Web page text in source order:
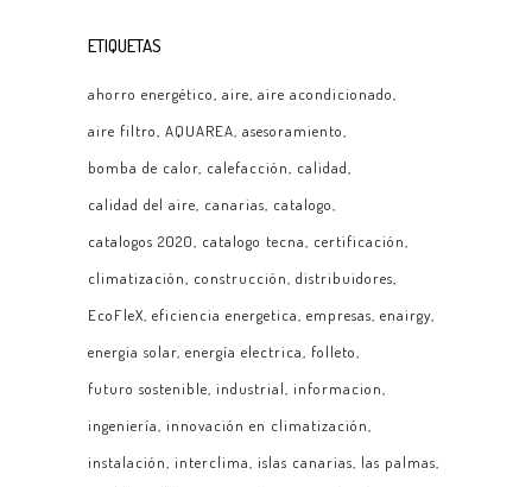
ETIQUETAS
ahorro energético aire aire acondicionado
aire filtro AQUAREA asesoramiento
bomba de calor calefacción
calidad
calidad del aire canarias catalogo
catalogos 2020
catalogo tecna
certificación
climatización
construcción distribuidores
EcoFleX eficiencia energetica empresas enairgy
energia solar energía electrica
folleto
futuro sostenible industrial informacion
ingeniería innovación en climatización
instalación interclima islas canarias las palmas